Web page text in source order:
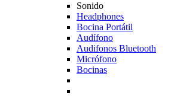
Sonido
Headphones
Bocina Portátil
Audífono
Audifonos Bluetooth
Micrófono
Bocinas